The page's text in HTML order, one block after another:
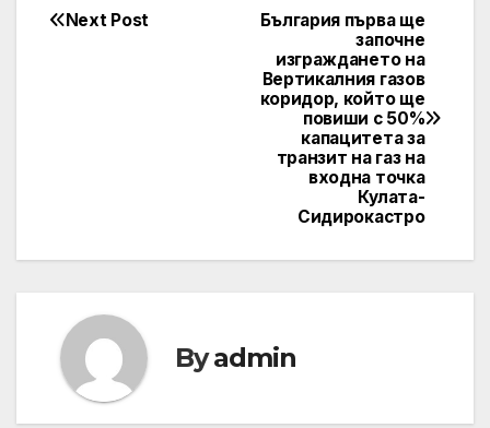
Post
България първа ще
започне
изграждането на
Вертикалния газов
коридор, който ще
повиши с 50%
капацитета за
транзит на газ на
входна точка
Кулата-
Сидирокастро
Next Post
Byadmin